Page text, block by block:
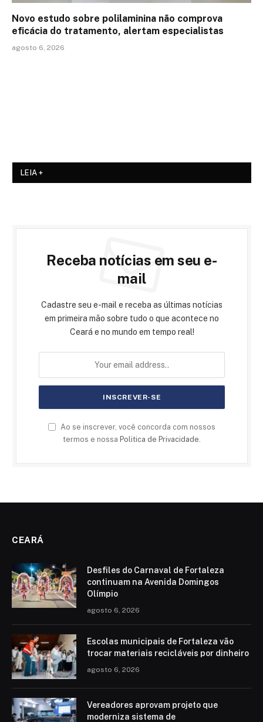
Novo estudo sobre polilaminina não comprova
eficácia do tratamento, alertam especialistas
agosto 6, 2026
LEIA +
Receba notícias em seu e-
mail
Cadastre seu e-mail e receba as últimas notícias
em primeira mão sobre tudo o que acontece no
Ceará e no mundo em tempo real!
Ao se inscrever, você concorda com nossos
termos e nossa Politica de Privacidade
CEARÁ
Desfiles do Carnaval de Fortaleza
continuam na Avenida Domingos
Olímpio
agosto 6, 2026
Escolas municipais de Fortaleza vão
trocar materiais recicláveis por dinheiro
agosto 6, 2026
Vereadores aprovam projeto que
moderniza sistema de